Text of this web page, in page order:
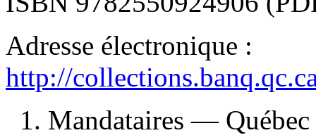
Adresse électronique :
http://
1. Mandataires —